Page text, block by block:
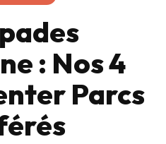
: Nos 4
Parcs